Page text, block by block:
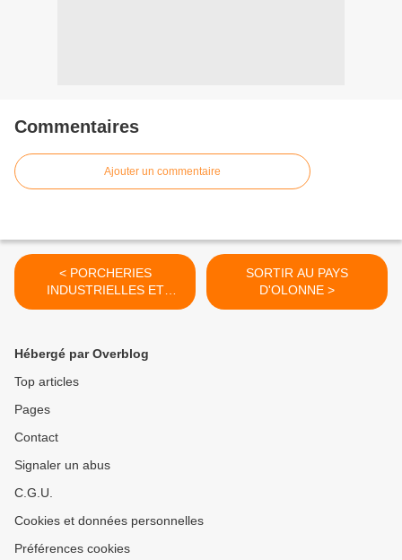
Commentaires
Ajouter un commentaire
< PORCHERIES
INDUSTRIELLES ET
AUTRES SOURCES DE
SORTIR AU PAYS
D'OLONNE >
Hébergé par Overblog
Top articles
Pages
Contact
Signaler un abus
C.G.U.
Cookies et données personnelles
Préférences cookies